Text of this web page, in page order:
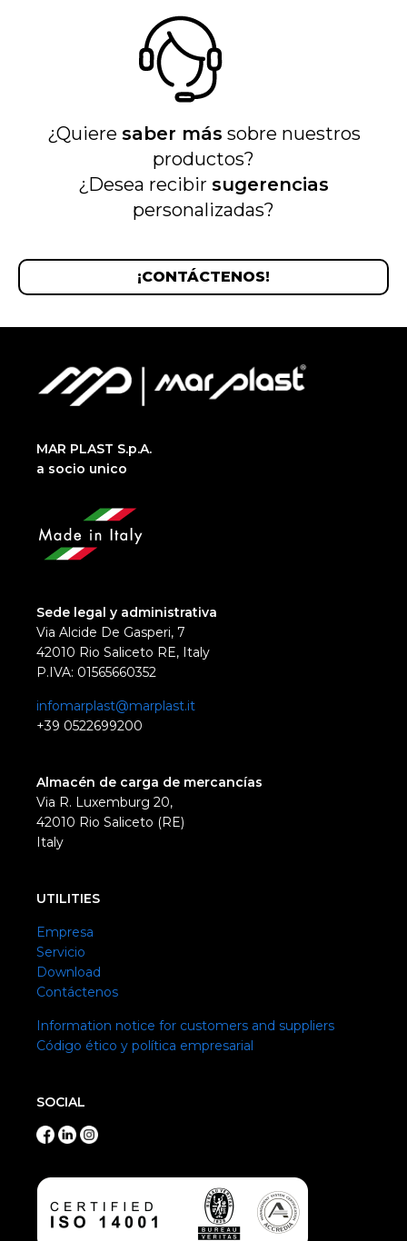
¿Quiere saber más sobre nuestros
productos?
¿Desea recibir sugerencias
personalizadas?
¡CONTÁCTENOS!
MAR PLAST S.p.A.
a socio unico
Sede legal y administrativa
Via Alcide De Gasperi, 7
42010 Rio Saliceto RE, Italy
P.IVA: 01565660352
infomarplast@marplast.it
+39 0522699200
Almacén de carga de mercancías
Via R. Luxemburg 20,
42010 Rio Saliceto (RE)
Italy
UTILITIES
Empresa
Servicio
Download
Contáctenos
Information notice for customers and suppliers
Código ético y política empresarial
SOCIAL